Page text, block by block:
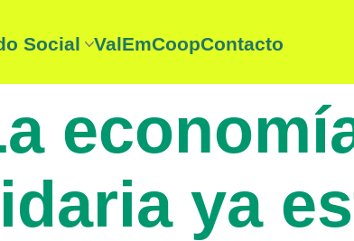
Social
mercado social
ValEmCoopContacto
ya